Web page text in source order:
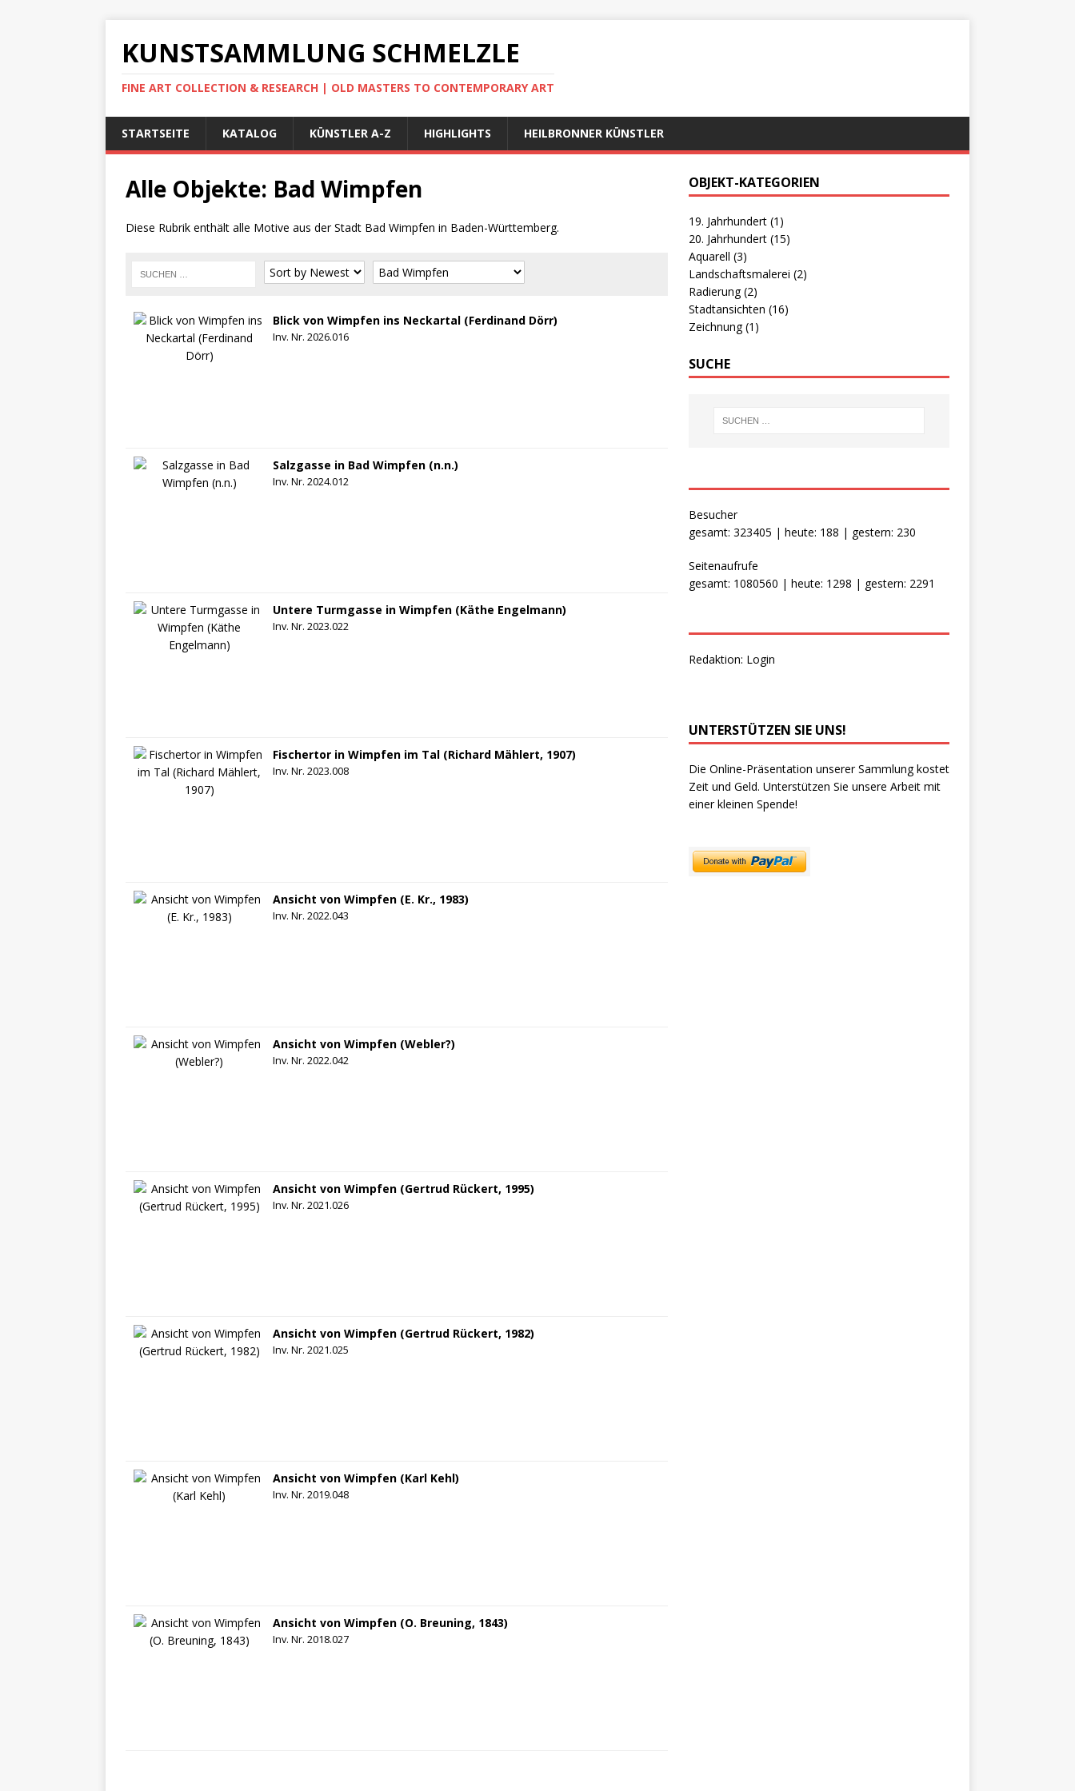
KUNSTSAMMLUNG SCHMELZLE
FINE ART COLLECTION & RESEARCH | OLD MASTERS TO CONTEMPORARY ART
STARTSEITE KATALOG KÜNSTLER A-Z HIGHLIGHTS HEILBRONNER KÜNSTLER
Alle Objekte: Bad Wimpfen
Diese Rubrik enthält alle Motive aus der Stadt Bad Wimpfen in Baden-Württemberg.
Blick von Wimpfen ins Neckartal (Ferdinand Dörr)
Inv. Nr. 2026.016
Salzgasse in Bad Wimpfen (n.n.)
Inv. Nr. 2024.012
Untere Turmgasse in Wimpfen (Käthe Engelmann)
Inv. Nr. 2023.022
Fischertor in Wimpfen im Tal (Richard Mählert, 1907)
Inv. Nr. 2023.008
Ansicht von Wimpfen (E. Kr., 1983)
Inv. Nr. 2022.043
Ansicht von Wimpfen (Webler?)
Inv. Nr. 2022.042
Ansicht von Wimpfen (Gertrud Rückert, 1995)
Inv. Nr. 2021.026
Ansicht von Wimpfen (Gertrud Rückert, 1982)
Inv. Nr. 2021.025
Ansicht von Wimpfen (Karl Kehl)
Inv. Nr. 2019.048
Ansicht von Wimpfen (O. Breuning, 1843)
Inv. Nr. 2018.027
OBJEKT-KATEGORIEN
19. Jahrhundert (1)
20. Jahrhundert (15)
Aquarell (3)
Landschaftsmalerei (2)
Radierung(2)
Stadtansichten (16)
Zeichnung(1)
SUCHE
Besucher
gesamt: 323405 | heute: 188 | gestern: 230
Seitenaufrufe
gesamt: 1080560 | heute: 1298 | gestern: 2291
Redaktion: Login
UNTERSTÜTZEN SIE UNS!
Die Online-Präsentation unserer Sammlung kostet
Zeit und Geld. Unterstützen Sie unsere Arbeit mit
einer kleinen Spende!